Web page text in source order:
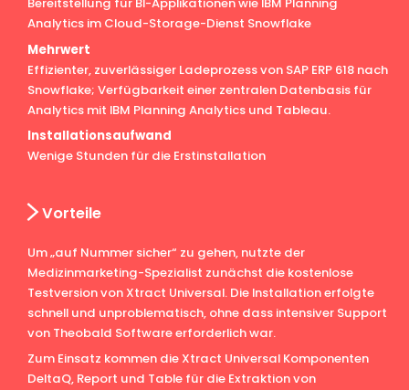
Analytics im Cloud-Storage-Dienst Snowflake
Mehrwert
Effizienter, zuverlässiger Ladeprozess von SAP ERP 618 nach
Snowflake; Verfügbarkeit einer zentralen Datenbasis für
Analytics mit IBM Planning Analytics und Tableau.
Installationsaufwand
Wenige Stunden für die Erstinstallation
Vorteile
Um „auf Nummer sicher“ zu gehen, nutzte der
Medizinmarketing-Spezialist zunächst die kostenlose
Testversion von Xtract Universal. Die Installation erfolgte
schnell und unproblematisch, ohne dass intensiver Support
von Theobald Software erforderlich war.
Zum Einsatz kommen die Xtract Universal Komponenten
DeltaQ, Report und Table für die Extraktion von